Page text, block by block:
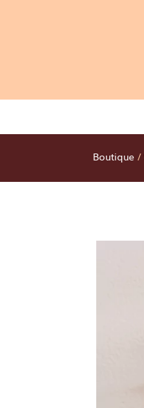
Boutique /